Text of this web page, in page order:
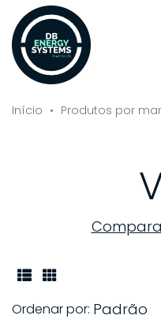
Início Produtos por
Ordenar por: